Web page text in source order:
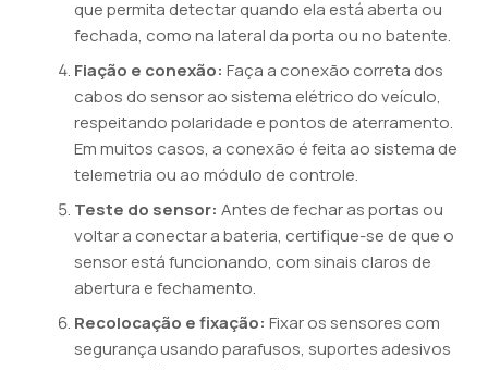
que permita detectar quando ela está aberta ou
fechada, como na lateral da porta ou no batente.
Fiação e conexão: Faça a conexão correta dos
cabos do sensor ao sistema elétrico do veículo,
respeitando polaridade e pontos de aterramento.
Em muitos casos, a conexão é feita ao sistema de
telemetria ou ao módulo de controle.
Teste do sensor: Antes de fechar as portas ou
voltar a conectar a bateria, certifique-se de que o
sensor está funcionando, com sinais claros de
abertura e fechamento.
Recolocação e fixação: Fixar os sensores com
segurança usando parafusos, suportes adesivos